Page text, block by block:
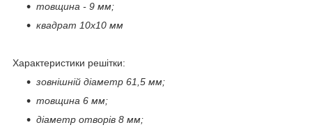
товщина - 9 мм;
квадрат 10х10 мм
Характеристики решітки:
зовнішній діаметр 61,5 мм;
товщина 6 мм;
діаметр отворів 8 мм;